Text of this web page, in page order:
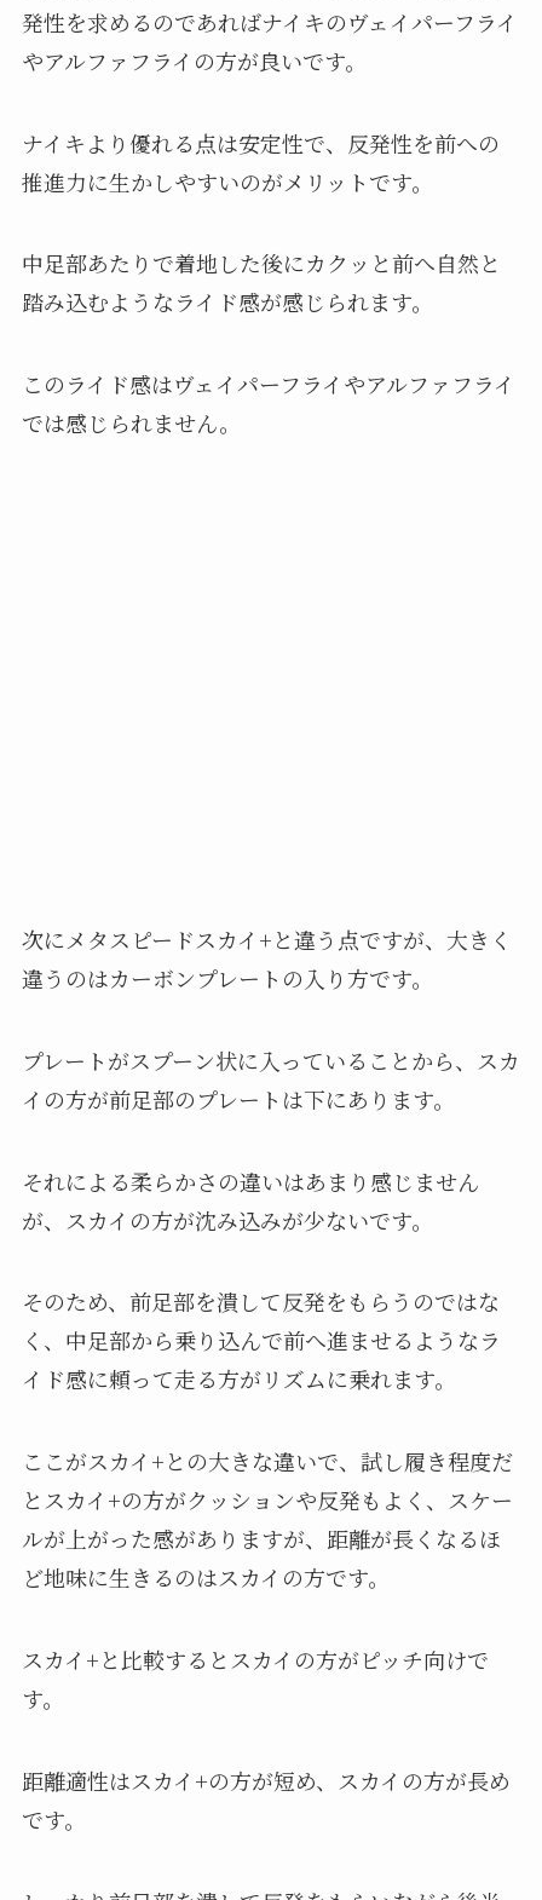
発性を求めるのであればナイキのヴェイパーフライ
やアルファフライの方が良いです。
ナイキより優れる点は安定性で、反発性を前への
推進力に生かしやすいのがメリットです。
中足部あたりで着地した後にカクッと前へ自然と
踏み込むようなライド感が感じられます。
このライド感はヴェイパーフライやアルファフライ
では感じられません。
次にメタスピードスカイ+と違う点ですが、大きく
違うのはカーボンプレートの入り方です。
プレートがスプーン状に入っていることから、スカ
イの方が前足部のプレートは下にあります。
それによる柔らかさの違いはあまり感じません
が、スカイの方が沈み込みが少ないです。
そのため、前足部を潰して反発をもらうのではな
く、中足部から乗り込んで前へ進ませるようなラ
イド感に頼って走る方がリズムに乗れます。
ここがスカイ+との大きな違いで、試し履き程度だ
とスカイ+の方がクッションや反発もよく、スケー
ルが上がった感がありますが、距離が長くなるほ
ど地味に生きるのはスカイの方です。
スカイ+と比較するとスカイの方がピッチ向けで
す。
距離適性はスカイ+の方が短め、スカイの方が長め
です。